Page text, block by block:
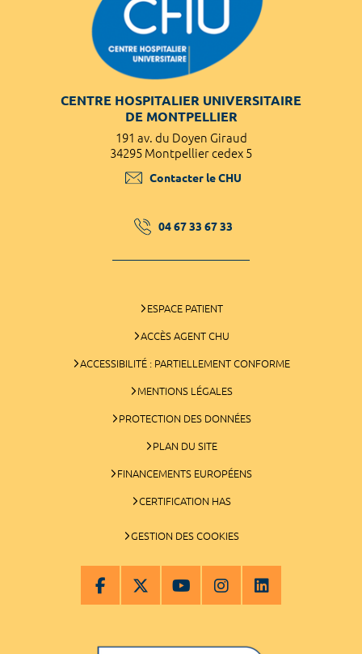
CENTRE HOSPITALIER UNIVERSITAIRE
DE MONTPELLIER
191 av. du Doyen Giraud
34295 Montpellier cedex 5
Contacter le CHU
04 67 33 67 33
ESPACE PATIENT
ACCÈS AGENT CHU
ACCESSIBILITÉ : PARTIELLEMENT CONFORME
MENTIONS LÉGALES
PROTECTION DES DONNÉES
PLAN DU SITE
FINANCEMENTS EUROPÉENS
CERTIFICATION HAS
GESTION DES COOKIES